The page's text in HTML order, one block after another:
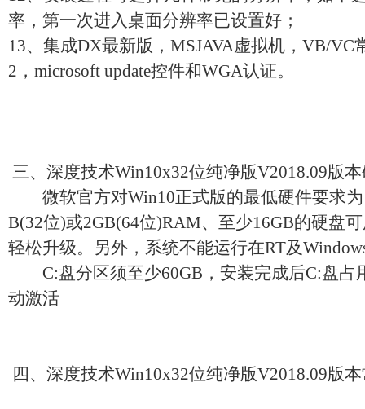
率，第一次进入桌面分辨率已设置好；
13、集成DX最新版，MSJAVA虚拟机，VB/VC
2，microsoft update控件和WGA认证。
三、深度技术Win10x32位纯净版V2018.09版
微软官方对Win10正式版的最低硬件要求为
B(32位)或2GB(64位)RAM、至少16GB的硬盘
轻松升级。另外，系统不能运行在RT及
C:盘分区须至少60GB，安装完成后C:盘占
动激活
四、深度技术Win10x32位纯净版V2018.09版